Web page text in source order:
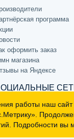
программа
оформить заказ
магазина
на Яндексе
не
работы наш сайт
Подробности вы